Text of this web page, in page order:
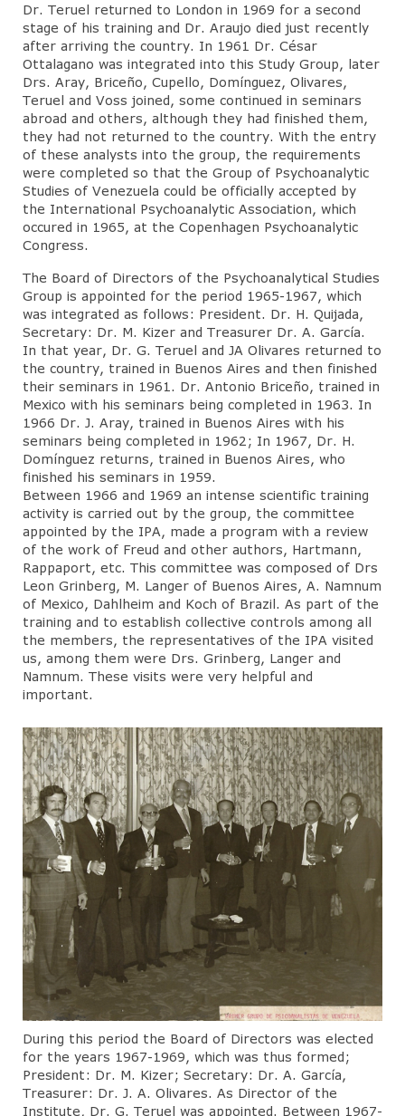
Dr. Teruel returned to London in 1969 for a second
stage of his training and Dr. Araujo died just recently
after arriving the country. In 1961 Dr. César
Ottalagano was integrated into this Study Group, later
Drs. Aray, Briceño, Cupello, Domínguez, Olivares,
Teruel and Voss joined, some continued in seminars
abroad and others, although they had finished them,
they had not returned to the country. With the entry
of these analysts into the group, the requirements
were completed so that the Group of Psychoanalytic
Studies of Venezuela could be officially accepted by
the International Psychoanalytic Association, which
occured in 1965, at the Copenhagen Psychoanalytic
Congress.
The Board of Directors of the Psychoanalytical Studies
Group is appointed for the period 1965-1967, which
was integrated as follows: President. Dr. H. Quijada,
Secretary: Dr. M. Kizer and Treasurer Dr. A. García.
In that year, Dr. G. Teruel and JA Olivares returned to
the country, trained in Buenos Aires and then finished
their seminars in 1961. Dr. Antonio Briceño, trained in
Mexico with his seminars being completed in 1963. In
1966 Dr. J. Aray, trained in Buenos Aires with his
seminars being completed in 1962; In 1967, Dr. H.
Domínguez returns, trained in Buenos Aires, who
finished his seminars in 1959.
Between 1966 and 1969 an intense scientific training
activity is carried out by the group, the committee
appointed by the IPA, made a program with a review
of the work of Freud and other authors, Hartmann,
Rappaport, etc. This committee was composed of Drs
Leon Grinberg, M. Langer of Buenos Aires, A. Namnum
of Mexico, Dahlheim and Koch of Brazil. As part of the
training and to establish collective controls among all
the members, the representatives of the IPA visited
us, among them were Drs. Grinberg, Langer and
Namnum. These visits were very helpful and
important.
During this period the Board of Directors was elected
for the years 1967-1969, which was thus formed;
President: Dr. M. Kizer; Secretary: Dr. A. García,
Treasurer: Dr. J. A. Olivares. As Director of the
Institute, Dr. G. Teruel was appointed. Between 1967-